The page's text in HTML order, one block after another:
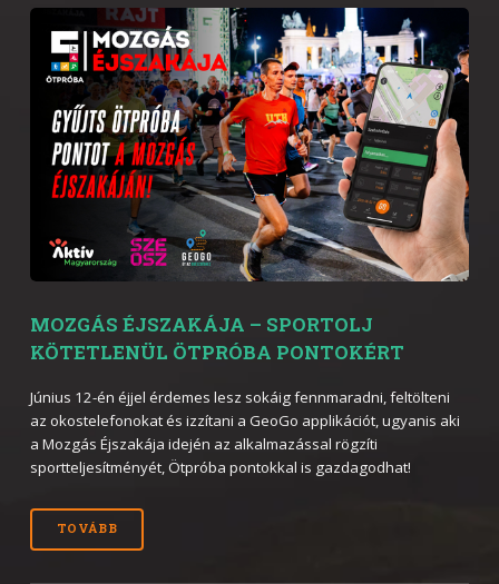
MOZGÁS ÉJSZAKÁJA – SPORTOLJ
KÖTETLENÜL ÖTPRÓBA PONTOKÉRT
Június 12-én éjjel érdemes lesz sokáig fennmaradni, feltölteni
az okostelefonokat és izzítani a GeoGo applikációt, ugyanis aki
a Mozgás Éjszakája idején az alkalmazással rögzíti
sportteljesítményét, Ötpróba pontokkal is gazdagodhat!
TOVÁBB